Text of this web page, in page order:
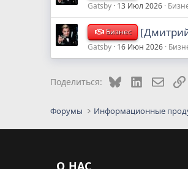
Gatsby 13 Июл 2026
Бизнес
Gatsby 16 Июн 2026
Поделиться: BlueskyLinkedIn
Форумы Информационные
О НАС